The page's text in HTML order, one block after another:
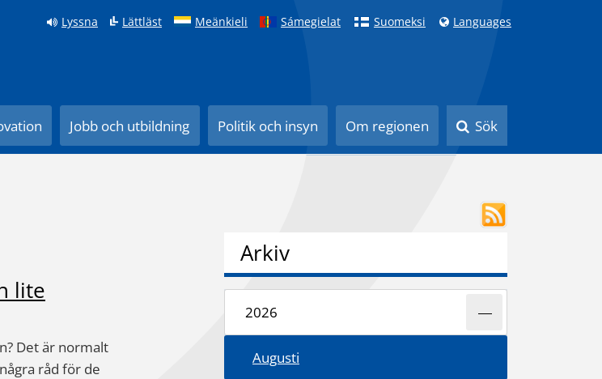
Lyssna Lättläst Meänkieli Sámegielat Suomeksi Languages
Jobb och utbildning Politik och insyn Om regionen Sök
lite
Det är normalt
råd för de
Arkiv
2026
Augusti